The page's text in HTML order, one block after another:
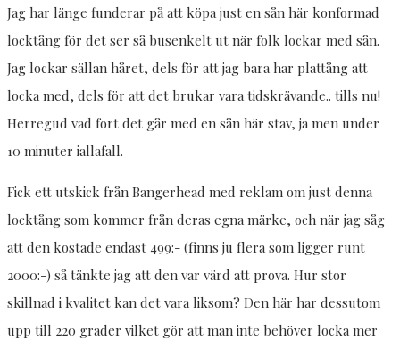
Jag har länge funderar på att köpa just en sån här konformad
locktång för det ser så busenkelt ut när folk lockar med sån.
Jag lockar sällan håret, dels för att jag bara har plattång att
locka med, dels för att det brukar vara tidskrävande.. tills nu!
Herregud vad fort det går med en sån här stav, ja men under
10 minuter iallafall.
Fick ett utskick från Bangerhead med reklam om just denna
locktång som kommer från deras egna märke, och när jag såg
att den kostade endast 499:- (finns ju flera som ligger runt
2000:-) så tänkte jag att den var värd att prova. Hur stor
skillnad i kvalitet kan det vara liksom? Den här har dessutom
upp till 220 grader vilket gör att man inte behöver locka mer